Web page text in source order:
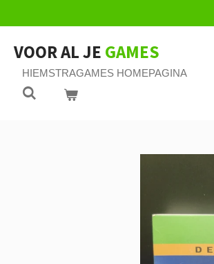
direct
naar
de
hoofdinhoud
VOOR AL JE GAMES
HIEMSTRAGAMES HOMEPAGINA